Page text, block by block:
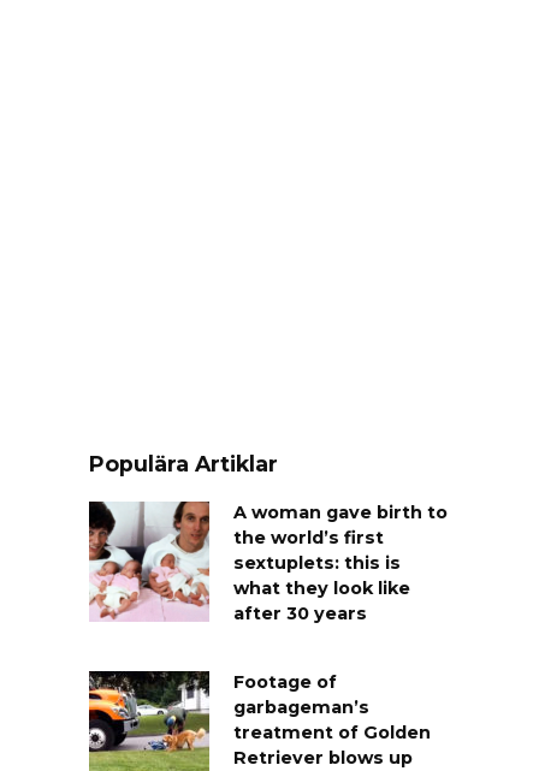
Populära Artiklar
A woman gave birth to
the world’s first
sextuplets: this is
what they look like
after 30 years
Footage of
garbageman’s
treatment of Golden
Retriever blows up